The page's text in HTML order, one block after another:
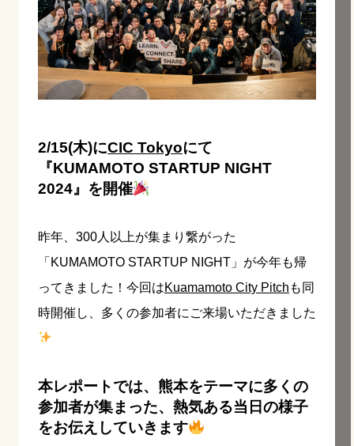
2/15(木)にCIC Tokyoにて
『KUMAMOTO STARTUP NIGHT
2024』 を開催
昨年、300人以上が集まり繋がった
「KUMAMOTO STARTUP NIGHT」が今年も帰
ってきました！今回はKuamamoto City Pitch も同
時開催し、多くの参加者にご来場いただきました
本レポートでは、熊本をテーマに多くの
参加者が集まった、熱気ある当日の様子
をお伝えしていきます